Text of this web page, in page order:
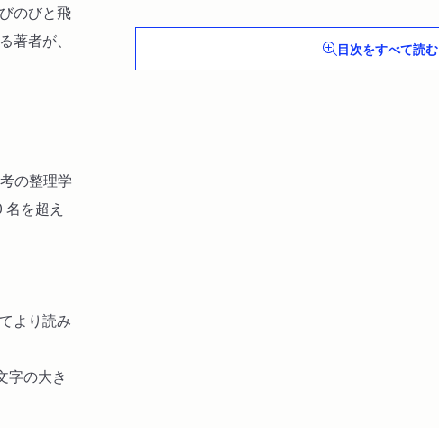
のびと飛
者が、
の整理学
を超え
より読み
の大き
エディターシップ
目次をすべて読む